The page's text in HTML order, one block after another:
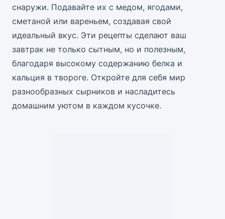
снаружи. Подавайте их с медом, ягодами,
сметаной или вареньем, создавая свой
идеальный вкус. Эти рецепты сделают ваш
завтрак не только сытным, но и полезным,
благодаря высокому содержанию белка и
кальция в твороге. Откройте для себя мир
разнообразных сырников и насладитесь
домашним уютом в каждом кусочке.